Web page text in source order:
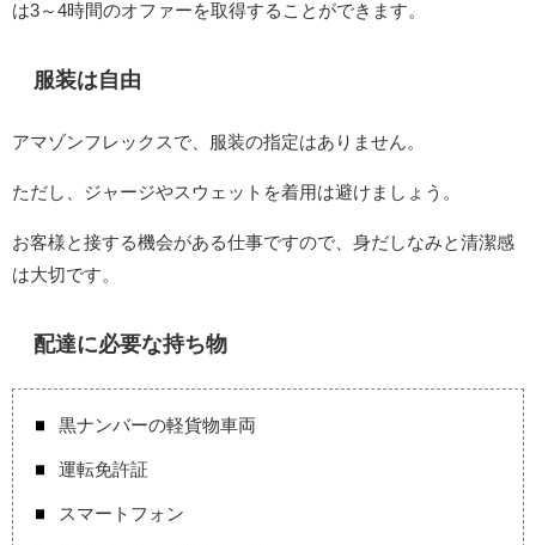
は3～4時間のオファーを取得することができます。
服装は自由
アマゾンフレックスで、服装の指定はありません。
ただし、ジャージやスウェットを着用は避けましょう。
お客様と接する機会がある仕事ですので、身だしなみと清潔感
は大切です。
配達に必要な持ち物
黒ナンバーの軽貨物車両
運転免許証
スマートフォン